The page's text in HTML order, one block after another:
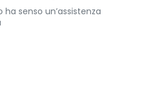
ha senso un’assistenza